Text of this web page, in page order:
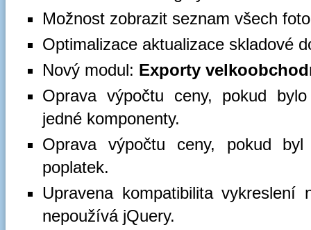
Možnost zobrazit seznam všech
Optimalizace aktualizace skladové
Nový modul: Exporty
Oprava výpočtu ceny, pokud
jedné komponenty.
Oprava výpočtu ceny, pokud
poplatek.
Upravena kompatibilita
nepoužívá jQuery.